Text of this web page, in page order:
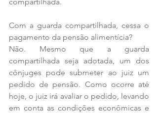
Com a guarda compartilhada, cessa o
pagamento da pensão alimentícia?
Não. Mesmo que a guarda
compartilhada seja adotada, um dos
cônjuges pode submeter ao juiz um
pedido de pensão. Como ocorre até
hoje, o juiz irá avaliar o pedido, levando
em conta as condições econômicas e